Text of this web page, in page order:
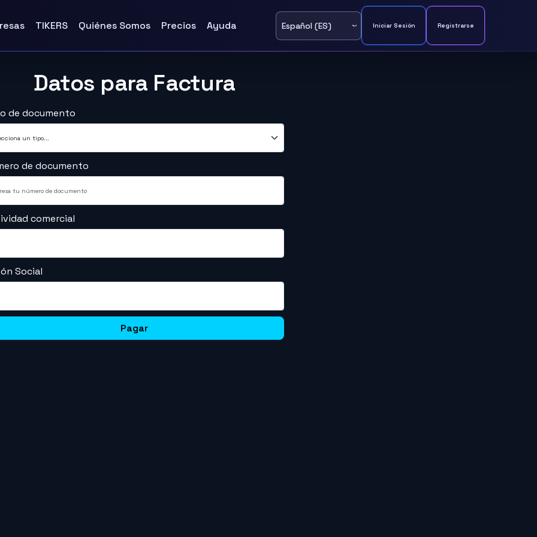
TIKERS Quiénes Somos Precios Ayuda
Seleccionar
Iniciar Sesión Registrarse
Datos para Factura
de documento
de documento
comercial
Social
Pagar